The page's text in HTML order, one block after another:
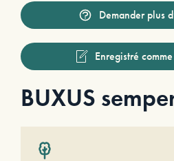
Demander plus
Enregistré
BUXUS